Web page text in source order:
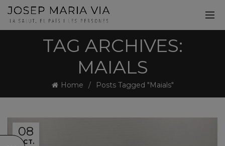
TAG ARCHIVES:
MAIALS
Home Posts Tagged "Maials"
08
OCT.